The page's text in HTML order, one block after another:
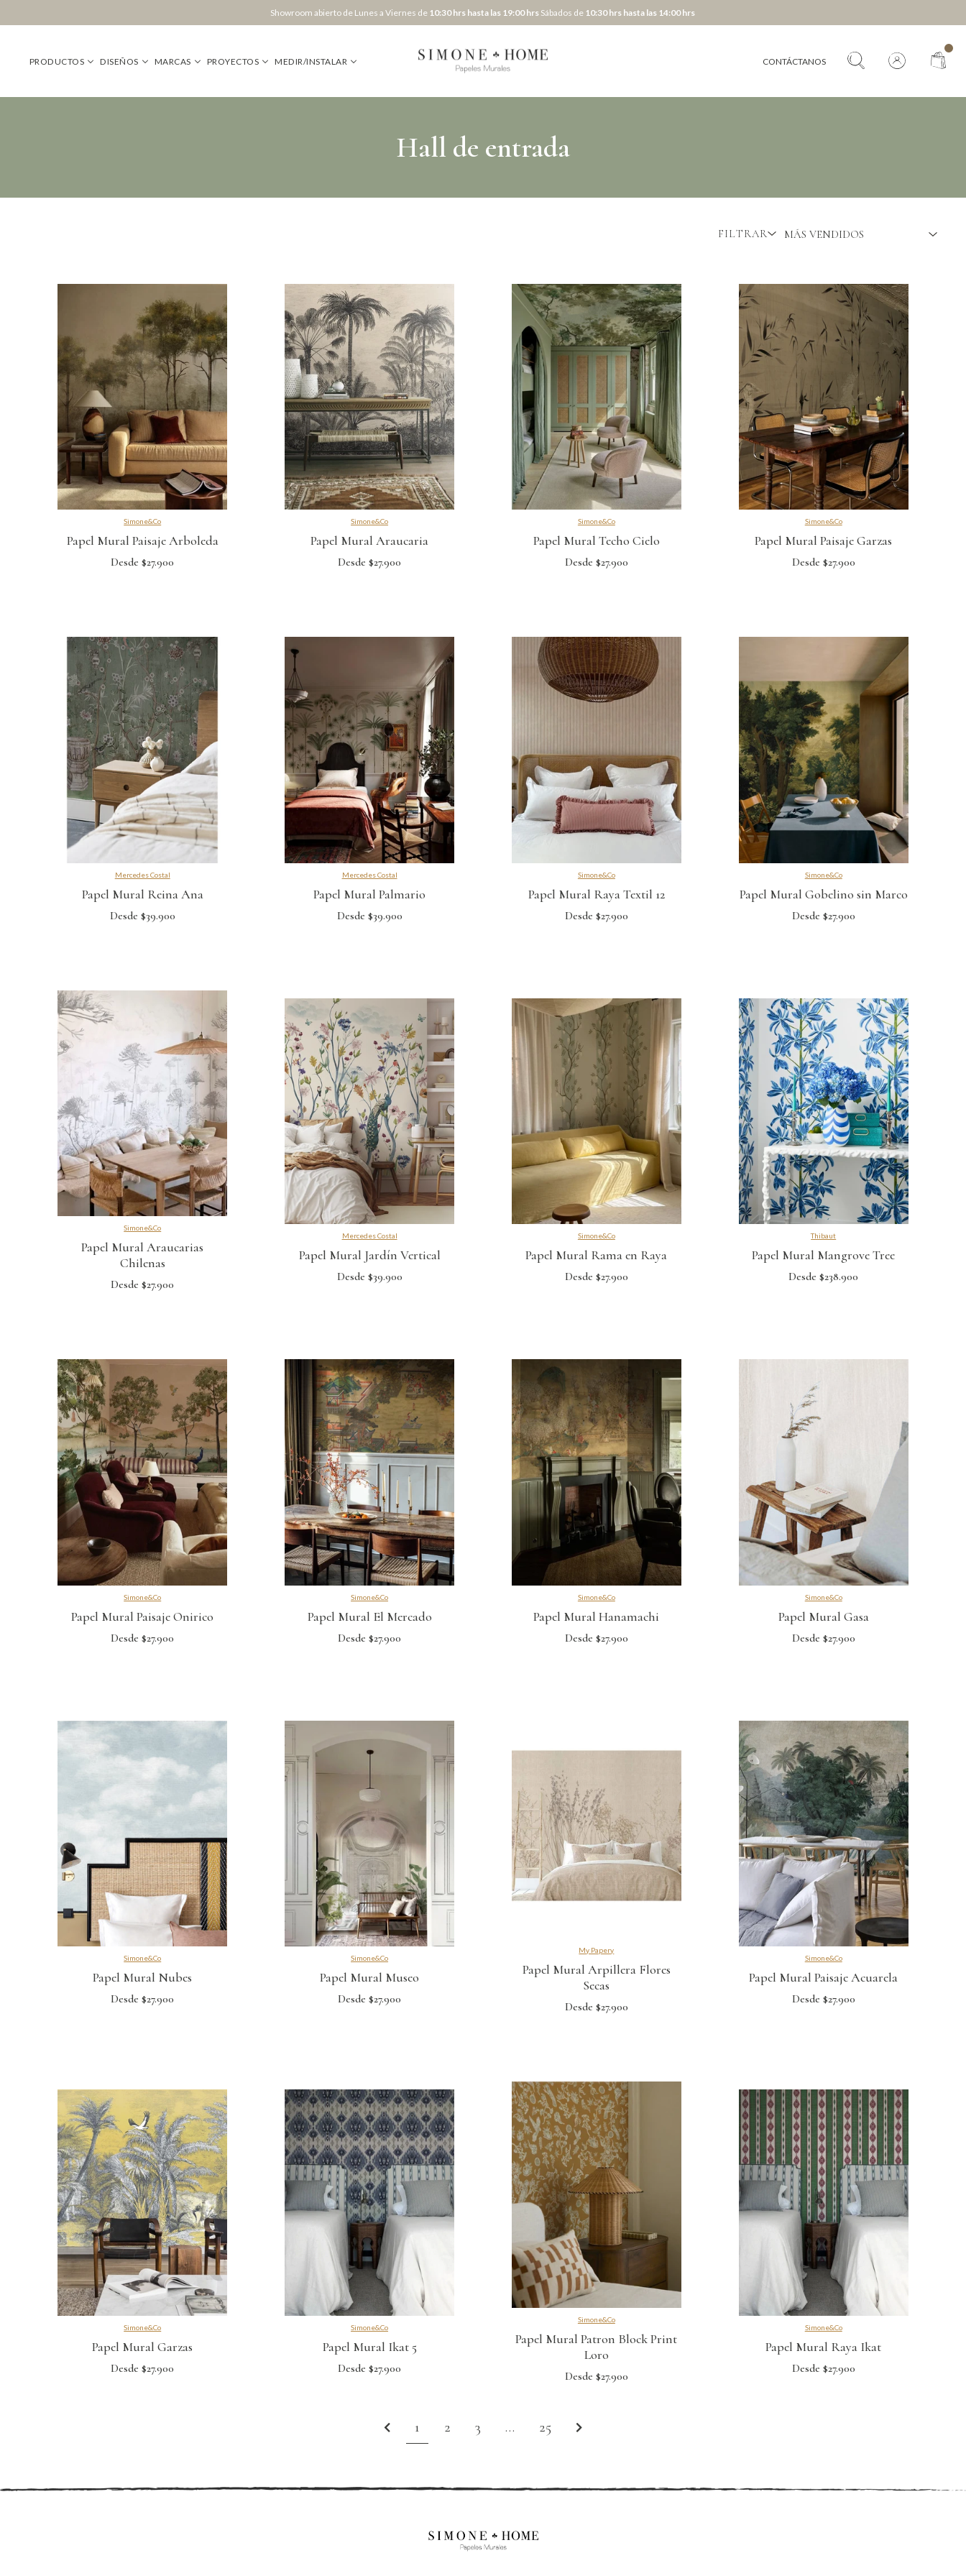
Showroom abierto de Lunes a Viernes de 10:30 hrs hasta las 19:00 hrs Sábados de 10:30 hrs hasta las 14:00 hrs
PRODUCTOS DISEÑOS MARCAS PROYECTOS MEDIR/INSTALAR CONTÁCTANOS
Hall de entrada
FILTRAR
Simone&Co
Papel Mural Paisaje Arboleda
Desde $27.900
Simone&Co
Papel Mural Araucaria
Desde $27.900
Simone&Co
Papel Mural Techo Cielo
Desde $27.900
Simone&Co
Papel Mural Paisaje Garzas
Desde $27.900
Mercedes Costal
Papel Mural Reina Ana
Desde $39.900
Mercedes Costal
Papel Mural Palmario
Desde $39.900
Simone&Co
Papel Mural Raya Textil 12
Desde $27.900
Simone&Co
Papel Mural Gobelino sin Marco
Desde $27.900
Simone&Co
Papel Mural Araucarias
Chilenas
Desde $27.900
Mercedes Costal
Papel Mural Jardín Vertical
Desde $39.900
Simone&Co
Papel Mural Rama en Raya
Desde $27.900
Thibaut
Papel Mural Mangrove Tree
Desde $238.900
Simone&Co
Papel Mural Paisaje Onirico
Desde $27.900
Simone&Co
Papel Mural El Mercado
Desde $27.900
Simone&Co
Papel Mural Hanamachi
Desde $27.900
Simone&Co
Papel Mural Gasa
Desde $27.900
Simone&Co
Papel Mural Nubes
Desde $27.900
Simone&Co
Papel Mural Museo
Desde $27.900
My Papery
Papel Mural Arpillera Flores
Secas
Desde $27.900
Simone&Co
Papel Mural Paisaje Acuarela
Desde $27.900
Simone&Co
Papel Mural Garzas
Desde $27.900
Simone&Co
Papel Mural Ikat 5
Desde $27.900
Simone&Co
Papel Mural Patron Block Print
Loro
Desde $27.900
Simone&Co
Papel Mural Raya Ikat
Desde $27.900
1 2 3 … 25